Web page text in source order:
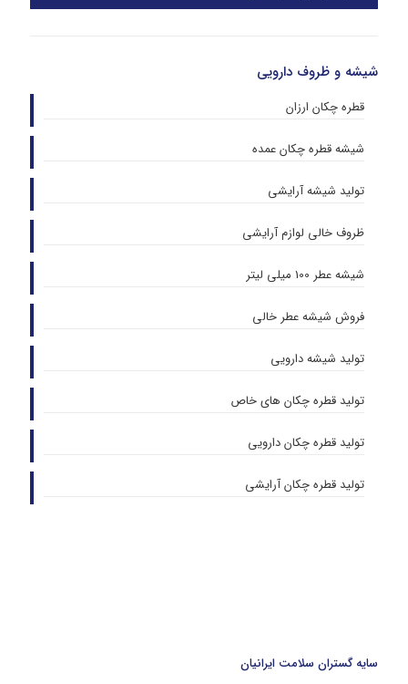
شیشه و ظروف دارویی
قطره چکان ارزان
شیشه قطره چکان عمده
تولید شیشه آرایشی
ظروف خالی لوازم آرایشی
شیشه عطر 100 میلی لیتر
فروش شیشه عطر خالی
تولید شیشه دارویی
تولید قطره چکان های خاص
تولید قطره چکان دارویی
تولید قطره چکان آرایشی
سایه گستران سلامت ایرانیان